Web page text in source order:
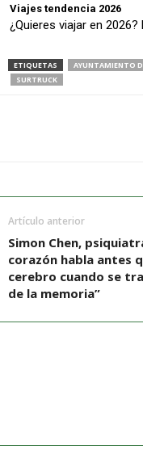
Viajes tendencia 2026
¿Quieres viajar en
ETIQUETAS AYUNTAMIENTO
SURTRUCK
Artículo anterior
Simon Chen,
corazón habla antes
cerebro cuando se
de la memoria”